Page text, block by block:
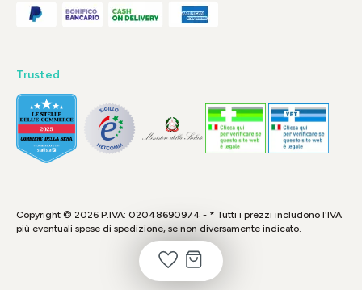
Trusted
Copyright © 2026 P.IVA: 02048690974 - * Tutti i prezzi includono l'IVA
più eventuali spese di spedizione, se non diversamente indicato.